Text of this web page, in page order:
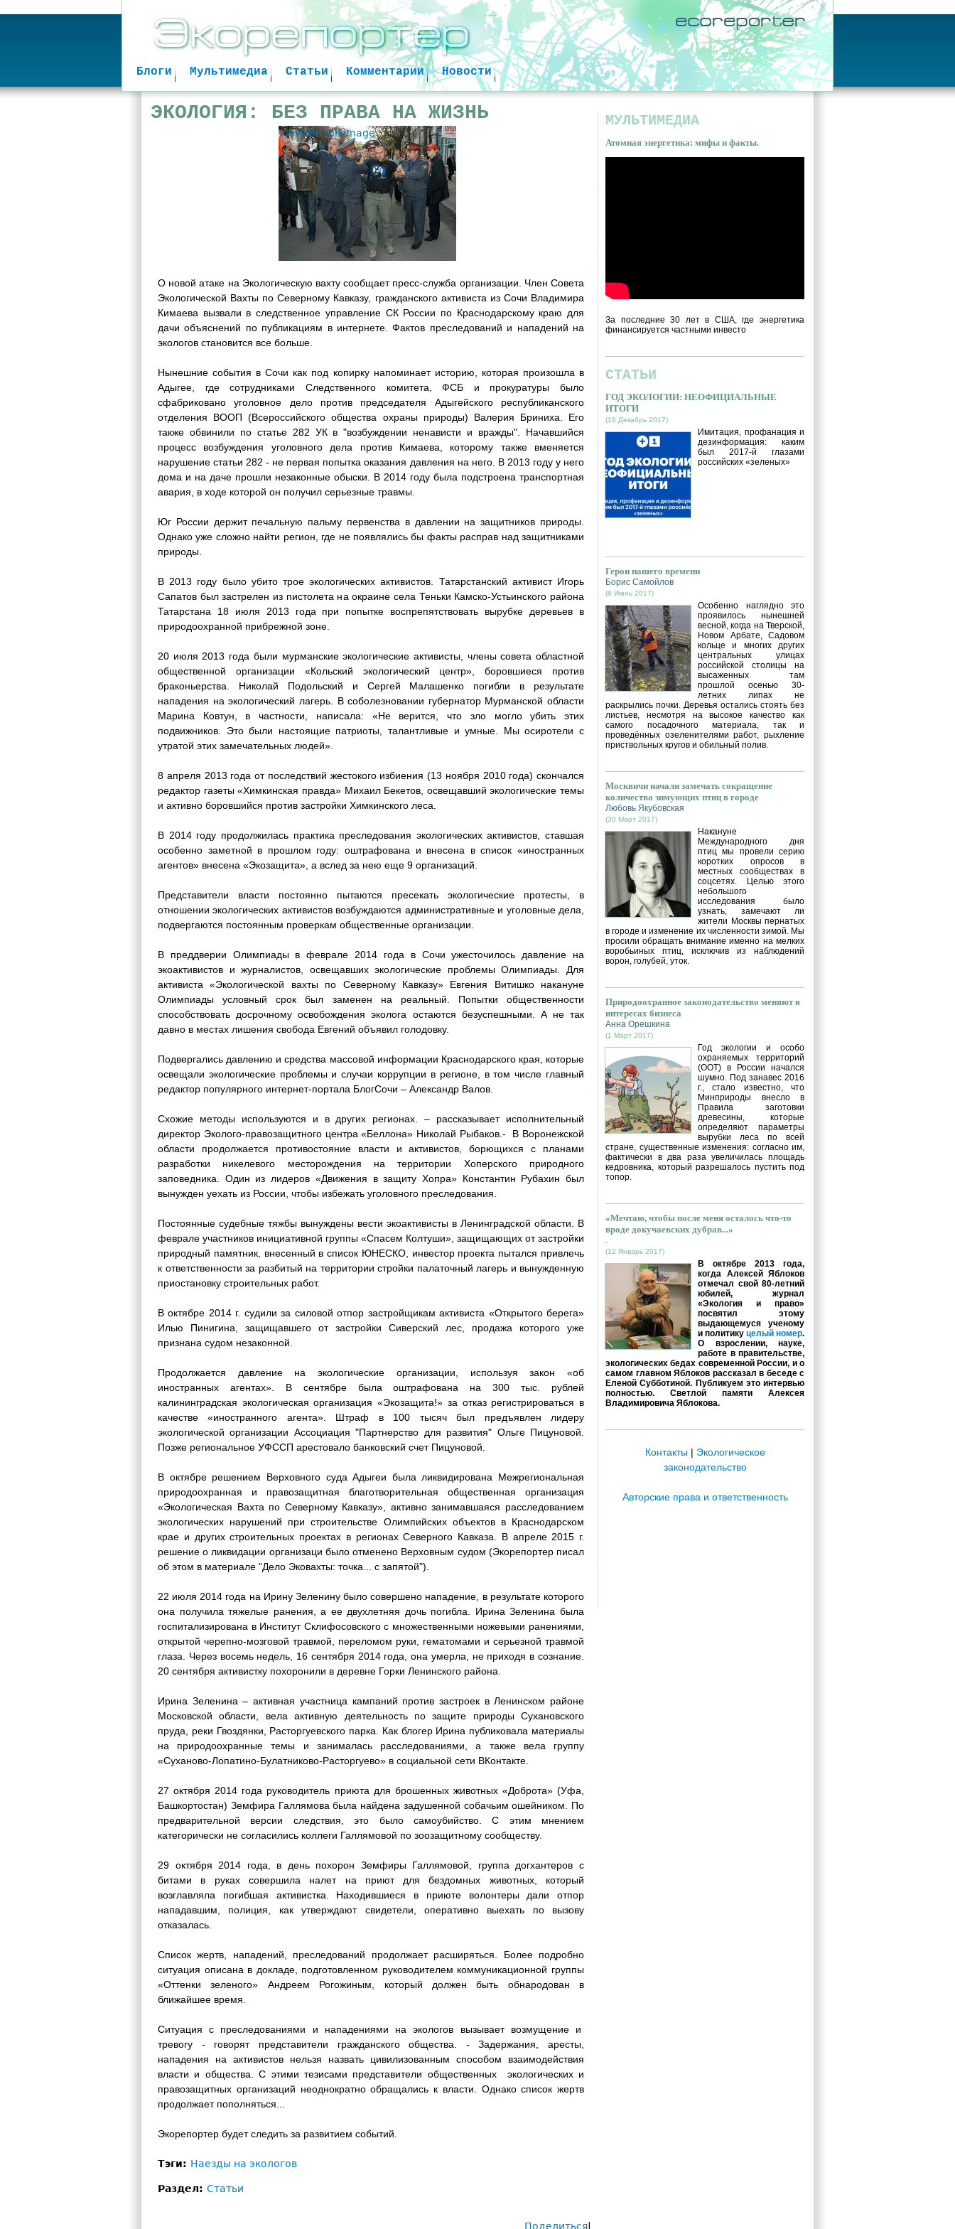
Jump to navigation
Новости
Комментарии
Статьи
Мультимедиа
Блоги
ЭКОЛОГИЯ: БЕЗ ПРАВА НА ЖИЗНЬ
View the full image
О новой атаке на Экологическую вахту сообщает пресс-служба организации. Член Совета
Экологической Вахты по Северному Кавказу, гражданского активиста из Сочи Владимира
Кимаева вызвали в следственное управление СК России по Краснодарскому краю для
дачи объяснений по публикациям в интернете. Фактов преследований и нападений на
экологов становится все больше.
Нынешние события в Сочи как под копирку напоминает историю, которая произошла в
Адыгее, где сотрудниками Следственного комитета, ФСБ и прокуратуры было
сфабриковано уголовное дело против председателя Адыгейского республиканского
отделения ВООП (Всероссийского общества охраны природы) Валерия Бриниха. Его
также обвинили по статье 282 УК в "возбуждении ненависти и вражды". Начавшийся
процесс возбуждения уголовного дела против Кимаева, которому также вменяется
нарушение статьи 282 - не первая попытка оказания давления на него. В 2013 году у него
дома и на даче прошли незаконные обыски. В 2014 году была подстроена транспортная
авария, в ходе которой он получил серьезные травмы.
Юг России держит печальную пальму первенства в давлении на защитников природы.
Однако уже сложно найти регион, где не появлялись бы факты расправ над защитниками
природы.
В 2013 году было убито трое экологических активистов. Татарстанский активист Игорь
Сапатов был застрелен из пистолета на окраине села Теньки Камско-Устьинского района
Татарстана 18 июля 2013 года при попытке воспрепятствовать вырубке деревьев в
природоохранной прибрежной зоне.
20 июля 2013 года были мурманские экологические активисты, члены совета областной
общественной организации «Кольский экологический центр», боровшиеся против
браконьерства. Николай Подольский и Сергей Малашенко погибли в результате
нападения на экологический лагерь. В соболезновании губернатор Мурманской области
Марина Ковтун, в частности, написала: «Не верится, что зло могло убить этих
подвижников. Это были настоящие патриоты, талантливые и умные. Мы осиротели с
утратой этих замечательных людей».
8 апреля 2013 года от последствий жестокого избиения (13 ноября 2010 года) скончался
редактор газеты «Химкинская правда» Михаил Бекетов, освещавший экологические темы
и активно боровшийся против застройки Химкинского леса.
В 2014 году продолжилась практика преследования экологических активистов, ставшая
особенно заметной в прошлом году: оштрафована и внесена в список «иностранных
агентов» внесена «Экозащита», а вслед за нею еще 9 организаций.
Представители власти постоянно пытаются пресекать экологические протесты, в
отношении экологических активистов возбуждаются административные и уголовные дела,
подвергаются постоянным проверкам общественные организации.
В преддверии Олимпиады в феврале 2014 года в Сочи ужесточилось давление на
экоактивистов и журналистов, освещавших экологические проблемы Олимпиады. Для
активиста «Экологической вахты по Северному Кавказу» Евгения Витишко накануне
Олимпиады условный срок был заменен на реальный. Попытки общественности
способствовать досрочному освобождения эколога остаются безуспешными. А не так
давно в местах лишения свобода Евгений объявил голодовку.
Подвергались давлению и средства массовой информации Краснодарского края, которые
освещали экологические проблемы и случаи коррупции в регионе, в том числе главный
редактор популярного интернет-портала БлогСочи – Александр Валов.
Схожие методы используются и в других регионах. – рассказывает исполнительный
директор Эколого-правозащитного центра «Беллона» Николай Рыбаков.- В Воронежской
области продолжается противостояние власти и активистов, борющихся с планами
разработки никелевого месторождения на территории Хоперского природного
заповедника. Один из лидеров «Движения в защиту Хопра» Константин Рубахин был
вынужден уехать из России, чтобы избежать уголовного преследования.
Постоянные судебные тяжбы вынуждены вести экоактивисты в Ленинградской области. В
феврале участников инициативной группы «Спасем Колтуши», защищающих от застройки
природный памятник, внесенный в список ЮНЕСКО, инвестор проекта пытался привлечь
к ответственности за разбитый на территории стройки палаточный лагерь и вынужденную
приостановку строительных работ.
В октябре 2014 г. судили за силовой отпор застройщикам активиста «Открытого берега»
Илью Пинигина, защищавшего от застройки Сиверский лес, продажа которого уже
признана судом незаконной.
Продолжается давление на экологические организации, используя закон «об
иностранных агентах». В сентябре была оштрафована на 300 тыс. рублей
калининградская экологическая организация «Экозащита!» за отказ регистрироваться в
качестве «иностранного агента». Штраф в 100 тысяч был предъявлен лидеру
экологической организации Ассоциация "Партнерство для развития" Ольге Пицуновой.
Позже региональное УФССП арестовало банковский счет Пицуновой.
В октябре решением Верховного суда Адыгеи была ликвидирована Межрегиональная
природоохранная и правозащитная благотворительная общественная организация
«Экологическая Вахта по Северному Кавказу», активно занимавшаяся расследованием
экологических нарушений при строительстве Олимпийских объектов в Краснодарском
крае и других строительных проектах в регионах Северного Кавказа. В апреле 2015 г.
решение о ликвидации организаци было отменено Верховным судом (Экорепортер писал
об этом в материале "Дело Эковахты: точка... с запятой").
22 июля 2014 года на Ирину Зеленину было совершено нападение, в результате которого
она получила тяжелые ранения, а ее двухлетняя дочь погибла. Ирина Зеленина была
госпитализирована в Институт Склифосовского с множественными ножевыми ранениями,
открытой черепно-мозговой травмой, переломом руки, гематомами и серьезной травмой
глаза. Через восемь недель, 16 сентября 2014 года, она умерла, не приходя в сознание.
20 сентября активистку похоронили в деревне Горки Ленинского района.
Ирина Зеленина – активная участница кампаний против застроек в Ленинском районе
Московской области, вела активную деятельность по защите природы Сухановского
пруда, реки Гвоздянки, Расторгуевского парка. Как блогер Ирина публиковала материалы
на природоохранные темы и занималась расследованиями, а также вела группу
«Суханово-Лопатино-Булатниково-Расторгуево» в социальной сети ВКонтакте.
27 октября 2014 года руководитель приюта для брошенных животных «Доброта» (Уфа,
Башкортостан) Земфира Галлямова была найдена задушенной собачьим ошейником. По
предварительной версии следствия, это было самоубийство. С этим мнением
категорически не согласились коллеги Галлямовой по зоозащитному сообществу.
29 октября 2014 года, в день похорон Земфиры Галлямовой, группа догхантеров с
битами в руках совершила налет на приют для бездомных животных, который
возглавляла погибшая активистка. Находившиеся в приюте волонтеры дали отпор
нападавшим, полиция, как утверждают свидетели, оперативно выехать по вызову
отказалась.
Список жертв, нападений, преследований продолжает расширяться. Более подробно
ситуация описана в докладе, подготовленном руководителем коммуникационной группы
«Оттенки зеленого» Андреем Рогожиным, который должен быть обнародован в
ближайшее время.
Ситуация с преследованиями и нападениями на экологов вызывает возмущение и
тревогу - говорят представители гражданского общества. - Задержания, аресты,
нападения на активистов нельзя назвать цивилизованным способом взаимодействия
власти и общества. С этими тезисами представители общественных экологических и
правозащитных организаций неоднократно обращались к власти. Однако список жертв
продолжает пополняться...
Экорепортер будет следить за развитием событий.
Тэги: Наезды на экологов
Раздел: Статьи
Поделиться
МУЛЬТИМЕДИА
Атомная энергетика: мифы и факты.
За последние 30 лет в США, где энергетика
финансируется частными инвесто
СТАТЬИ
ГОД ЭКОЛОГИИ: НЕОФИЦИАЛЬНЫЕ
ИТОГИ
(16 Декабрь 2017)
Имитация, профанация и
дезинформация: каким
был 2017-й глазами
российских «зеленых»
Герои нашего времени
Борис Самойлов
(8 Июнь 2017)
Особенно наглядно это
проявилось нынешней
весной, когда на Тверской,
Новом Арбате, Садовом
кольце и многих других
центральных улицах
российской столицы на
высаженных там
прошлой осенью 30-
летних липах не
раскрылись почки. Деревья остались стоять без
листьев, несмотря на высокое качество как
самого посадочного материала, так и
проведённых озеленителями работ, рыхление
приствольных кругов и обильный полив.
Москвичи начали замечать сокращение
количества зимующих птиц в городе
Любовь Якубовская
(30 Март 2017)
Накануне
Международного дня
птиц мы провели серию
коротких опросов в
местных сообществах в
соцсетях. Целью этого
небольшого
исследования было
узнать, замечают ли
жители Москвы пернатых
в городе и изменение их численности зимой. Мы
просили обращать внимание именно на мелких
воробьиных птиц, исключив из наблюдений
ворон, голубей, уток.
Природоохранное законодательство меняют в
интересах бизнеса
Анна Орешкина
(1 Март 2017)
Год экологии и особо
охраняемых территорий
(ООТ) в России начался
шумно. Под занавес 2016
г., стало известно, что
Минприроды внесло в
Правила заготовки
древесины, которые
определяют параметры
вырубки леса по всей
стране, существенные изменения: согласно им,
фактически в два раза увеличилась площадь
кедровника, который разрешалось пустить под
топор.
«Мечтаю, чтобы после меня осталось что-то
вроде докучаевских дубрав...»
.
(12 Январь 2017)
В октябре 2013 года,
когда Алексей Яблоков
отмечал свой 80-летний
юбилей, журнал
«Экология и право»
посвятил этому
выдающемуся ученому
и политику целый номер.
О взрослении, науке,
работе в правительстве,
экологических бедах современной России, и о
самом главном Яблоков рассказал в беседе с
Еленой Субботиной. Публикуем это интервью
полностью. Светлой памяти Алексея
Владимировича Яблокова.
Контакты| Экологическое
законодательство
Авторские права и ответственность